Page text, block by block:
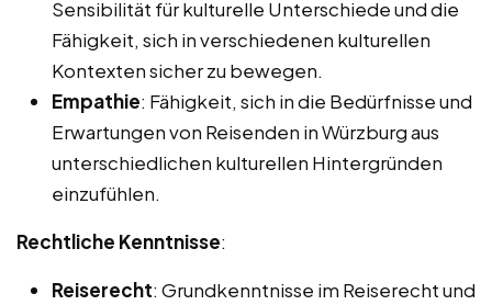
Sensibilität für kulturelle Unterschiede und die
Fähigkeit, sich in verschiedenen kulturellen
Kontexten sicher zu bewegen.
Empathie: Fähigkeit, sich in die Bedürfnisse und
Erwartungen von Reisenden in Würzburg aus
unterschiedlichen kulturellen Hintergründen
einzufühlen.
Rechtliche Kenntnisse:
Reiserecht: Grundkenntnisse im Reiserecht und